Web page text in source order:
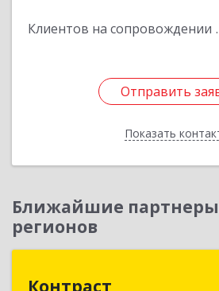
Клиентов на сопровождении
Отправить
Показать
Отправить
Назад
Ближайшие партнеры
регионов
Контраст